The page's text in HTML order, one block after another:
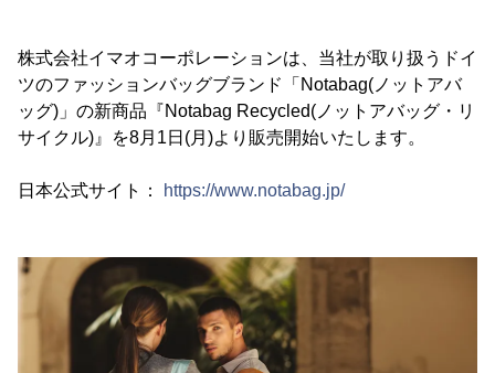
株式会社イマオコーポレーションは、当社が取り扱うドイ
ツのファッションバッグブランド「Notabag(ノットアバ
ッグ)」の新商品『Notabag Recycled(ノットアバッグ・リ
サイクル)』を8月1日(月)より販売開始いたします。
日本公式サイト： https://www.notabag.jp/